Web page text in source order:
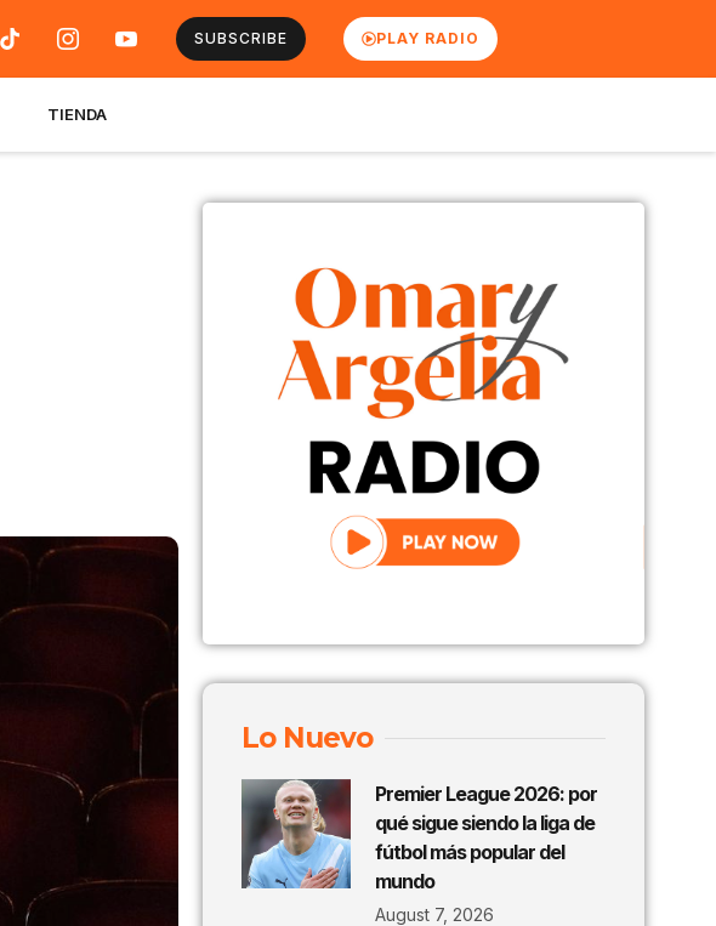
SUBSCRIBE PLAY RADIO
TIENDA
Lo Nuevo
Premier League 2026: por
qué sigue siendo la liga de
fútbol más popular del
mundo
August 7, 2026